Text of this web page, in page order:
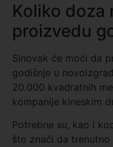
Koliko doza
proizvedu
Sinovak će moći da
godišnje u
20.000 kvadratnih
kompanije kineskim
Potrebne su, kao i
što znači da trenutno